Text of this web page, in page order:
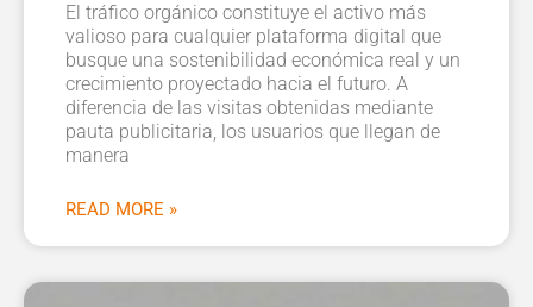
El tráfico orgánico constituye el activo más
valioso para cualquier plataforma digital que
busque una sostenibilidad económica real y un
crecimiento proyectado hacia el futuro. A
diferencia de las visitas obtenidas mediante
pauta publicitaria, los usuarios que llegan de
manera
READ MORE »